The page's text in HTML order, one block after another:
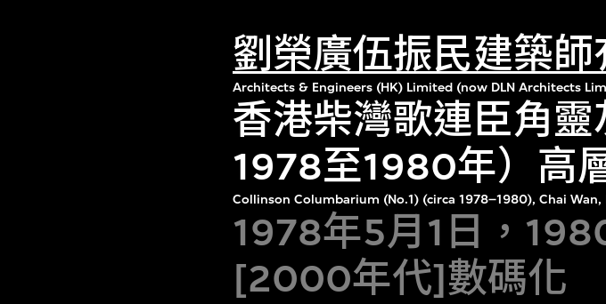
劉榮廣伍振民建築師
Architects & Engineers (HK) Limited (now DLN Architects
香港柴灣歌連臣角
1978至1980年）高
Collinson Columbarium (No.1) (circa 1978–1980), Chai Wan,
1978年5月1日，
[2000年代]數碼化